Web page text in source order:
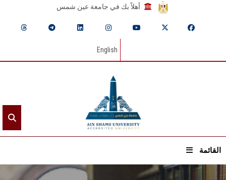
أهلاً بك في جامعة عين شمس
English
القائمة